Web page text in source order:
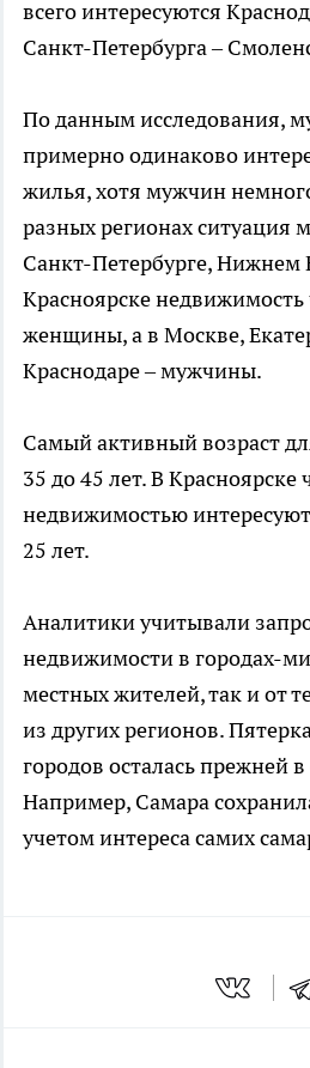
всего интересуются
Санкт-Петербурга –
По данным исследования,
примерно одинаково
жилья, хотя мужчин
разных регионах ситуация
Санкт-Петербурге, Нижнем
Красноярске
женщины, а в Москве,
Краснодаре – мужчины.
Самый активный возраст
35 до 45 лет. В Красноярске
недвижимостью
25 лет.
Аналитики учитывали
недвижимости в городах-
местных жителей, так и от
из других регионов.
городов осталась прежней
Например, Самара
учетом интереса самих